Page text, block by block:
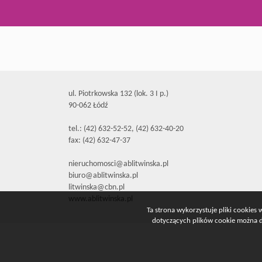
ul. Piotrkowska 132 (lok. 3 I p.)
90-062 Łódź
tel.: (42) 632-52-52, (42) 632-40-20
fax: (42) 632-47-37
nieruchomosci@ablitwinska.pl
biuro@ablitwinska.pl
litwinska@cbn.pl
www.ablitwinska.pl
Ta strona wykorzystuje pliki cookies
dotyczących plików cookie można